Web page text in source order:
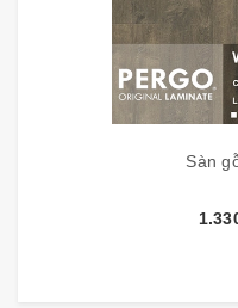
- Bề mặt Pergo được
bề mặt, chống va đập,
Sàn